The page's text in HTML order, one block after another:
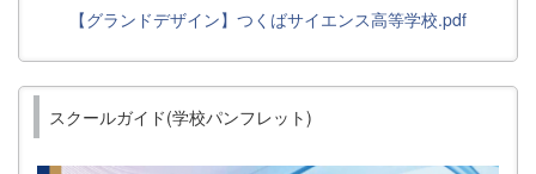
【グランドデザイン】つくばサイエンス高等学校.pdf
スクールガイド(学校パンフレット)